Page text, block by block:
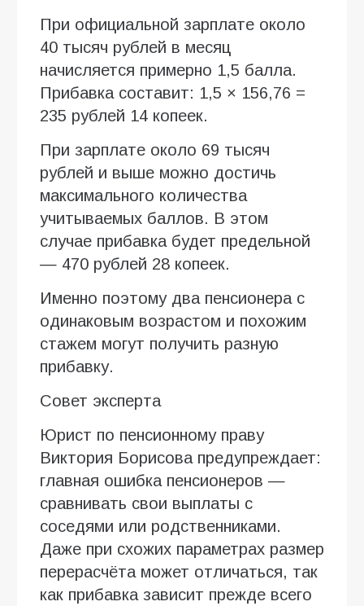
При официальной зарплате около
40 тысяч рублей в месяц
начисляется примерно 1,5 балла.
Прибавка составит: 1,5 × 156,76 =
235 рублей 14 копеек.
При зарплате около 69 тысяч
рублей и выше можно достичь
максимального количества
учитываемых баллов. В этом
случае прибавка будет предельной
— 470 рублей 28 копеек.
Именно поэтому два пенсионера с
одинаковым возрастом и похожим
стажем могут получить разную
прибавку.
Совет эксперта
Юрист по пенсионному праву
Виктория Борисова предупреждает:
главная ошибка пенсионеров —
сравнивать свои выплаты с
соседями или родственниками.
Даже при схожих параметрах размер
перерасчёта может отличаться, так
как прибавка зависит прежде всего